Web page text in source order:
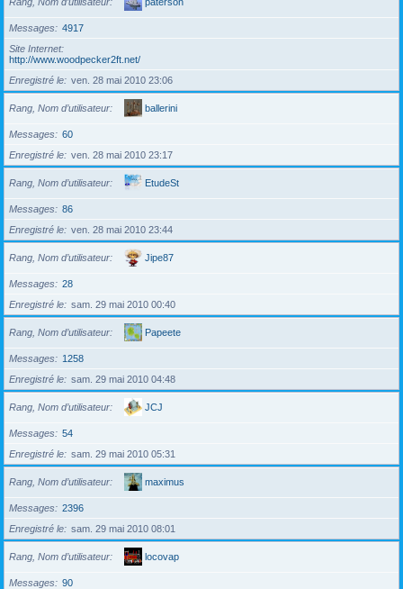
Messages
4917
Site Internet
http://www.woodpecker2ft.net/
Enregistré le
ven. 28 mai 2010 23:06
Rang, Nom d’utilisateur ballerini
Messages
60
Enregistré le
ven. 28 mai 2010 23:17
Rang, Nom d’utilisateur EtudeSt
Messages
86
Enregistré le
ven. 28 mai 2010 23:44
Rang, Nom d’utilisateur Jipe87
Messages
28
Enregistré le
sam. 29 mai 2010 00:40
Rang, Nom d’utilisateur Papeete
Messages
1258
Enregistré le
sam. 29 mai 2010 04:48
Rang, Nom d’utilisateur JCJ
Messages
54
Enregistré le
sam. 29 mai 2010 05:31
Rang, Nom d’utilisateur maximus
Messages
2396
Enregistré le
sam. 29 mai 2010 08:01
Rang, Nom d’utilisateur locovap
Messages
90